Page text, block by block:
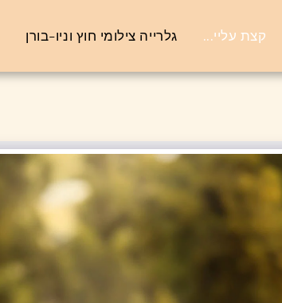
קצת עליי... גלרייה צילומי חוץ וניו-בורן